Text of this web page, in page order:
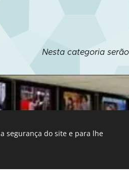
Nesta categoria
segurança do site e para lhe